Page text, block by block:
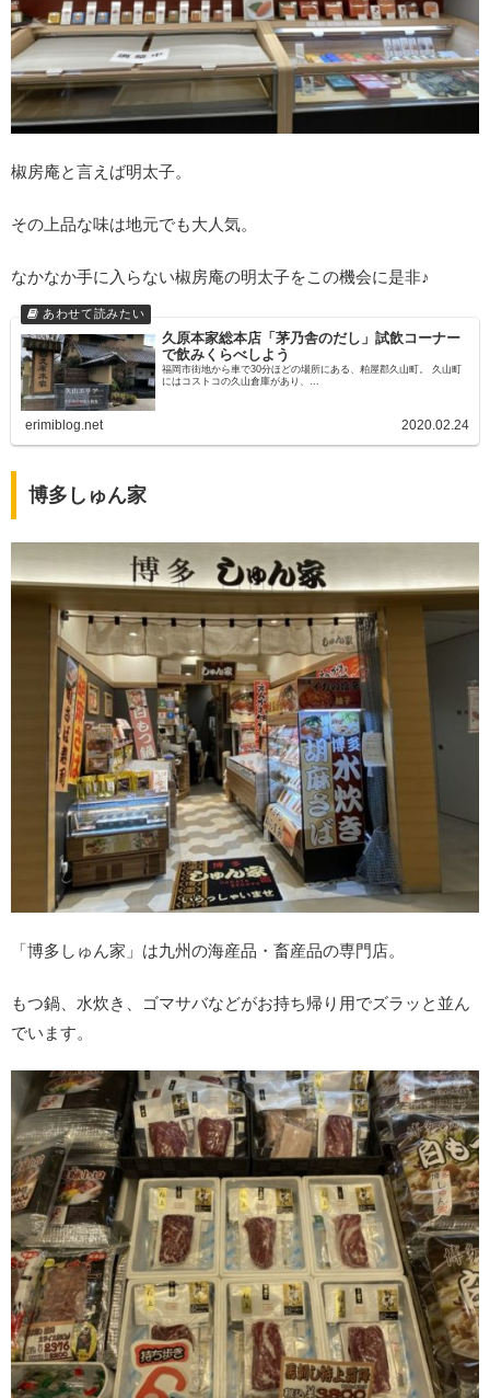
椒房庵と言えば明太子。
その上品な味は地元でも大人気。
なかなか手に入らない椒房庵の明太子をこの機会に是非♪
久原本家総本店「茅乃舎のだし」試飲コーナー
で飲みくらべしよう
福岡市街地から車で30分ほどの場所にある、粕屋郡久山町。 久山町
にはコストコの久山倉庫があり、...
erimiblog.net 2020.02.24
博多しゅん家
「博多しゅん家」は九州の海産品・畜産品の専門店。
もつ鍋、水炊き、ゴマサバなどがお持ち帰り用でズラッと並ん
でいます。